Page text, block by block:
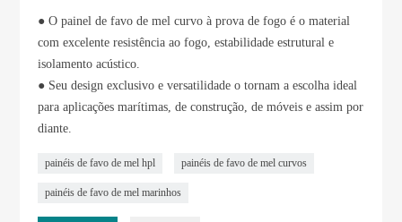
● O painel de favo de mel curvo à prova de fogo é o material
com excelente resistência ao fogo, estabilidade estrutural e
isolamento acústico.
● Seu design exclusivo e versatilidade o tornam a escolha ideal
para aplicações marítimas, de construção, de móveis e assim por
diante.
painéis de favo de mel hpl painéis de favo de mel curvos
painéis de favo de mel marinhos